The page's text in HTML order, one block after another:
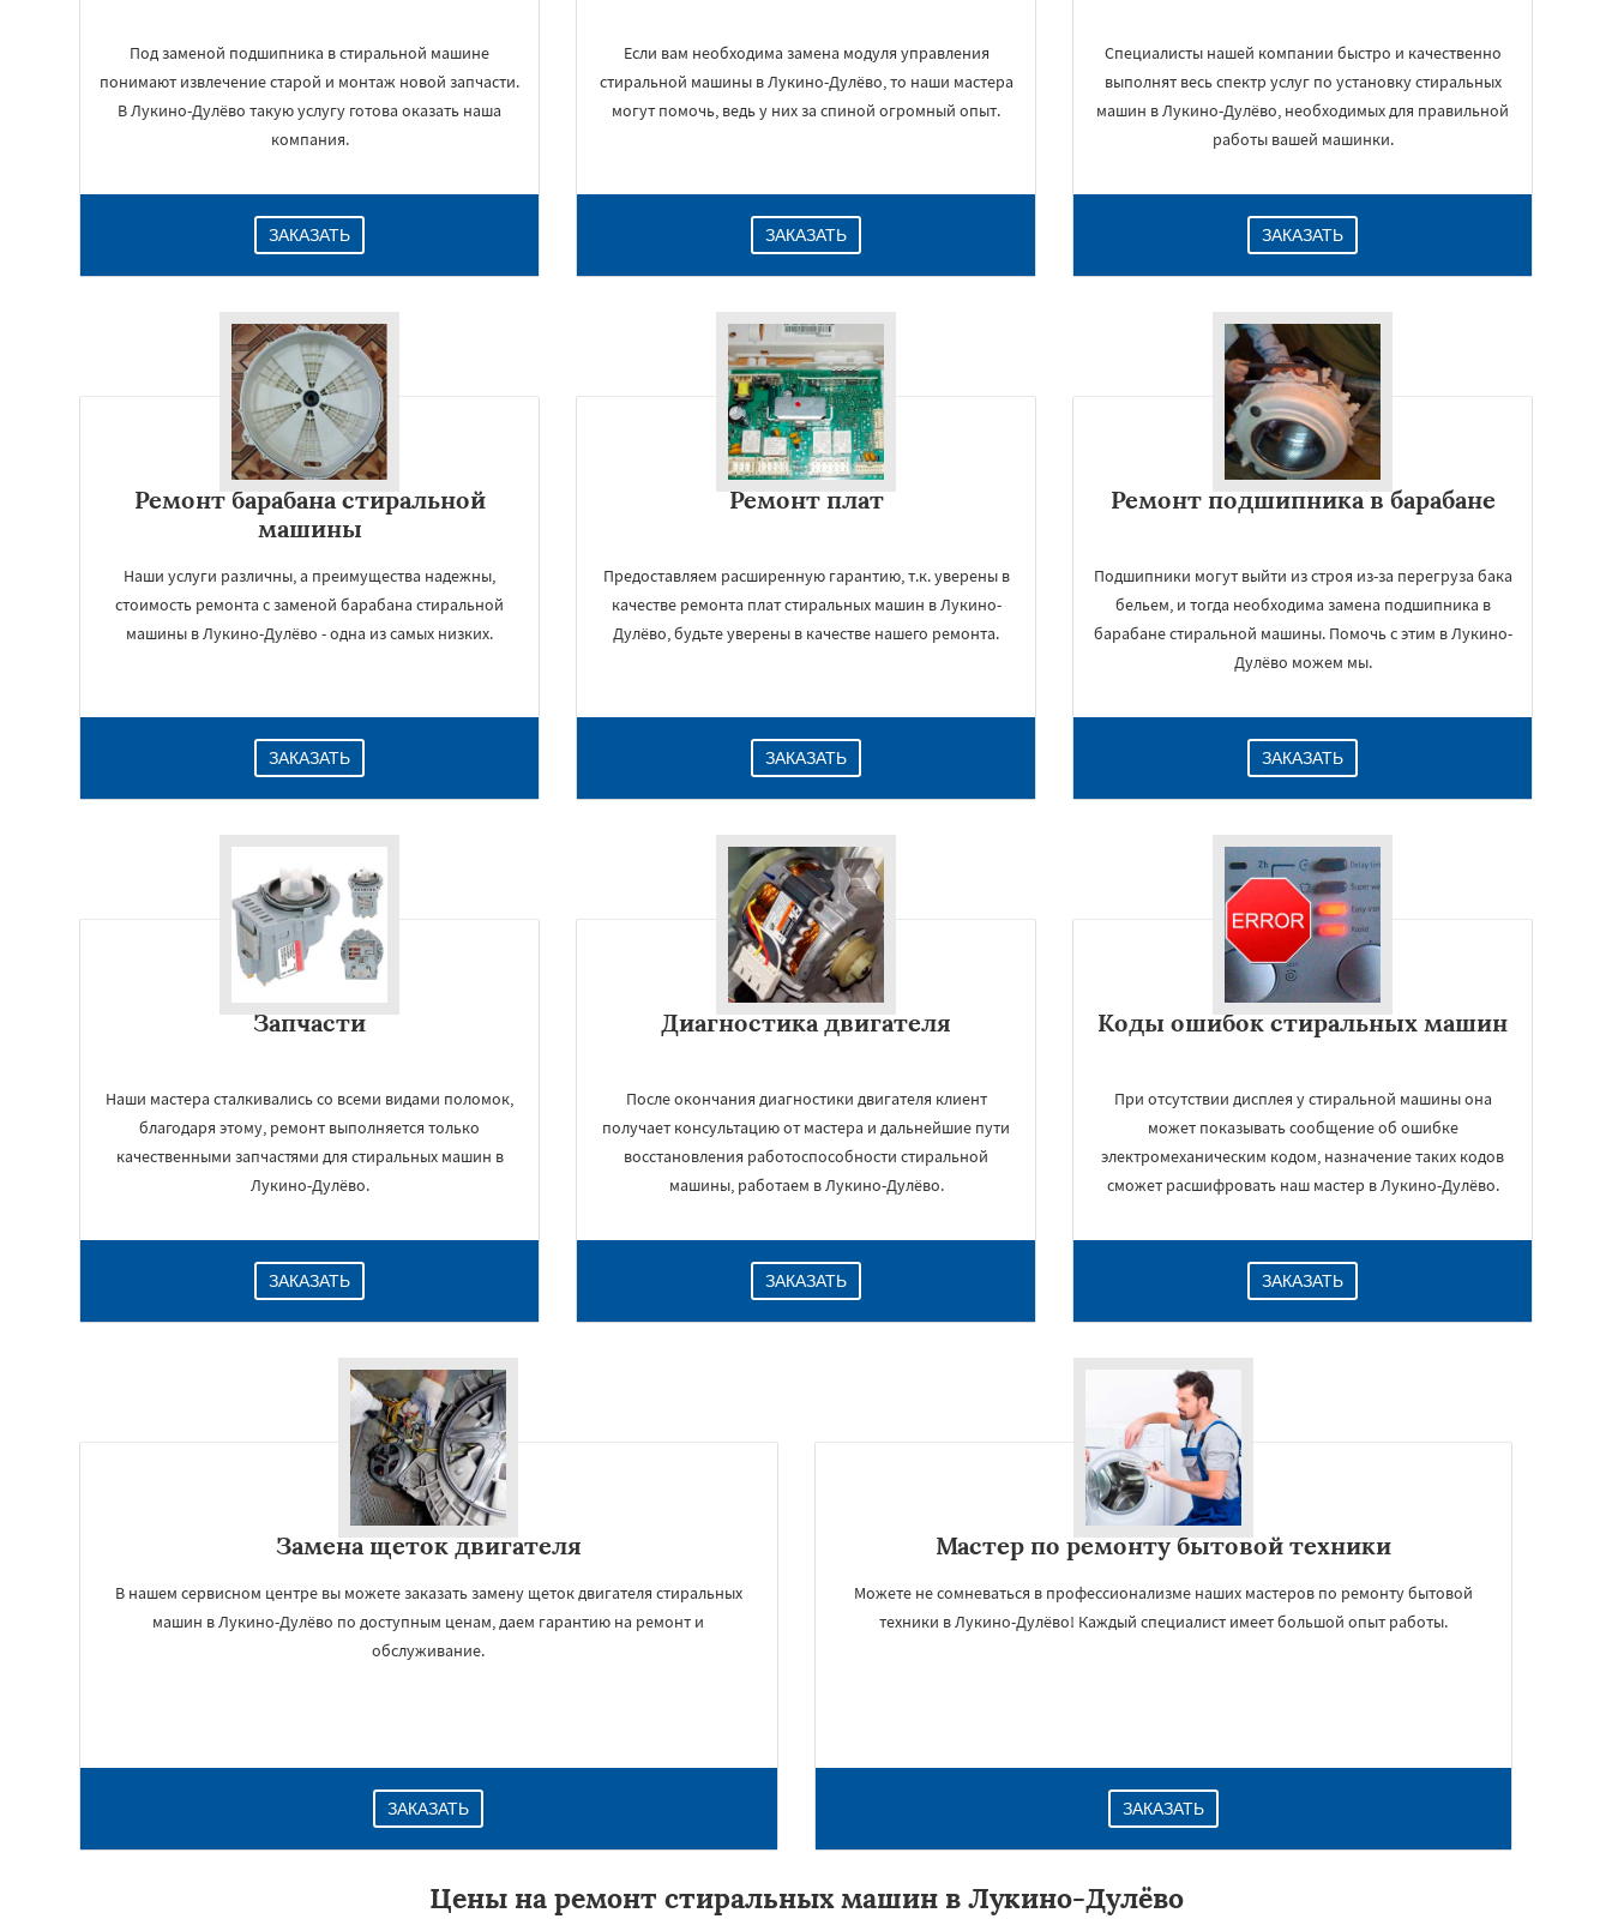
Под заменой подшипника в стиральной машине
понимают извлечение старой и монтаж новой запчасти.
В Лукино-Дулёво такую услугу готова оказать наша
компания.
ЗАКАЗАТЬ
Если вам необходима замена модуля управления
стиральной машины в Лукино-Дулёво, то наши мастера
могут помочь, ведь у них за спиной огромный опыт.
ЗАКАЗАТЬ
Специалисты нашей компании быстро и качественно
выполнят весь спектр услуг по установку стиральных
машин в Лукино-Дулёво, необходимых для правильной
работы вашей машинки.
ЗАКАЗАТЬ
Ремонт барабана стиральной
машины
Наши услуги различны, а преимущества надежны,
стоимость ремонта с заменой барабана стиральной
машины в Лукино-Дулёво - одна из самых низких.
ЗАКАЗАТЬ
Ремонт плат
Предоставляем расширенную гарантию, т.к. уверены в
качестве ремонта плат стиральных машин в Лукино-
Дулёво, будьте уверены в качестве нашего ремонта.
ЗАКАЗАТЬ
Ремонт подшипника в барабане
Подшипники могут выйти из строя из-за перегруза бака
бельем, и тогда необходима замена подшипника в
барабане стиральной машины. Помочь с этим в Лукино-
Дулёво можем мы.
ЗАКАЗАТЬ
Запчасти
Наши мастера сталкивались со всеми видами поломок,
благодаря этому, ремонт выполняется только
качественными запчастями для стиральных машин в
Лукино-Дулёво.
ЗАКАЗАТЬ
Диагностика двигателя
После окончания диагностики двигателя клиент
получает консультацию от мастера и дальнейшие пути
восстановления работоспособности стиральной
машины, работаем в Лукино-Дулёво.
ЗАКАЗАТЬ
Коды ошибок стиральных машин
При отсутствии дисплея у стиральной машины она
может показывать сообщение об ошибке
электромеханическим кодом, назначение таких кодов
сможет расшифровать наш мастер в Лукино-Дулёво.
ЗАКАЗАТЬ
Замена щеток двигателя
В нашем сервисном центре вы можете заказать замену щеток двигателя стиральных
машин в Лукино-Дулёво по доступным ценам, даем гарантию на ремонт и
обслуживание.
ЗАКАЗАТЬ
Мастер по ремонту бытовой техники
Можете не сомневаться в профессионализме наших мастеров по ремонту бытовой
техники в Лукино-Дулёво! Каждый специалист имеет большой опыт работы.
ЗАКАЗАТЬ
Цены на ремонт стиральных машин в Лукино-Дулёво